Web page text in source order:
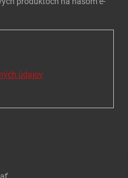
údajov